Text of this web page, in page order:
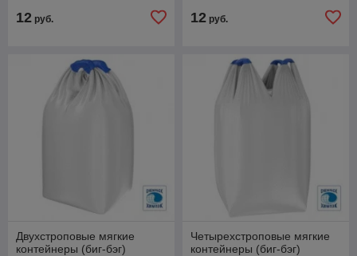
12 руб. 12 руб.
Двухстроповые мягкие
контейнеры (биг-бэг)
Четырехстроповые мягкие
контейнеры (биг-бэг)